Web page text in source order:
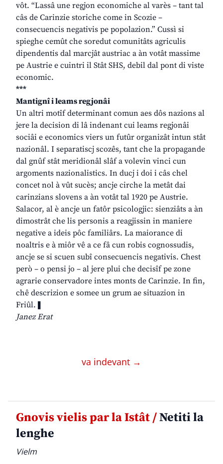
vôt. “Lassâ une regjon economiche al varès – tant tal
câs de Carinzie storiche come in Scozie –
consecuencis negativis pe popolazion.” Cussì si
spieghe cemût che soredut comunitâts agriculis
dipendentis dal marcjât austriac a àn votât massime
pe Austrie e cuintri il Stât SHS, debil dal pont di viste
economic.
***
Mantignî i leams regjonâi
Un altri motîf determinant comun aes dôs nazions al
jere la decision di lâ indenant cui leams regjonâi
sociâi e economics viers un futûr organizât intun stât
nazionâl. I separatiscj scozês, tant che la propagande
dal gnûf stât meridionâl slâf a volevin vinci cun
argoments nazionalistics. In ducj i doi i câs chel
concet nol à vût sucès; ancje cirche la metât dai
carinzians slovens a àn votât tal 1920 pe Austrie.
Salacor, al è ancje un fatôr psicologjic: sienziâts a àn
dimostrât che lis personis a reagjissin in maniere
negative a ideis pôc familiârs. La maiorance di
noaltris e à miôr vê a ce fâ cun robis cognossudis,
ancje se si scuen subî consecuencis negativis. Chest
però – o pensi jo – al jere plui che decisîf pe zone
agrarie conservadore intes monts de Carinzie. In fin,
chê descrizion e somee un grum ae situazion in
Friûl.❚
Janez Erat
va indevant →
Gnovis vielis par la Istât /Netiti la
lenghe
Vielm